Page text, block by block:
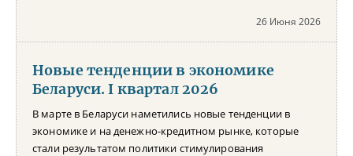
26 Июня 2026
Новые тенденции в экономике
Беларуси. I квартал 2026
В марте в Беларуси наметились новые тенденции в
экономике и на денежно-кредитном рынке, которые
стали результатом политики стимулирования